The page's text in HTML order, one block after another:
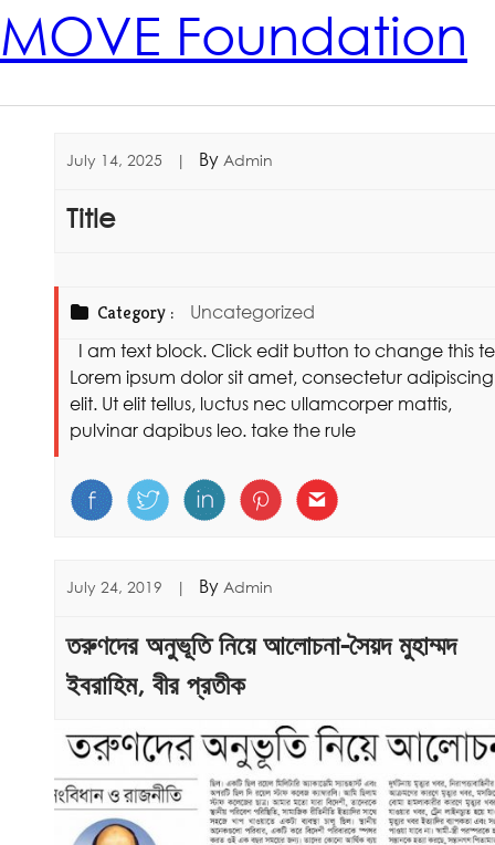
MOVE Foundation
July 14, 2025 By Admin
Title
Category : Uncategorized
I am text block. Click edit button to change this
Lorem ipsum dolor sit amet, consectetur adipiscing
elit. Ut elit tellus, luctus nec ullamcorper mattis,
pulvinar dapibus leo. take the rule
July 24, 2019 By Admin
তরুণদের অনুভূতি নিয়ে আলোচনা-সৈয়দ মুহাম্মদ
ইবরাহিম, বীর প্রতীক